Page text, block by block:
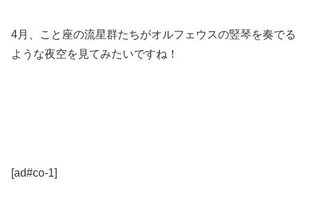
4月、こと座の流星群たちがオルフェウスの竪琴を奏でる
ような夜空を見てみたいですね！
[ad#co-1]